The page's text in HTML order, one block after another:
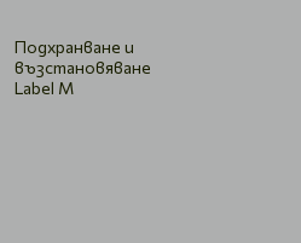
Подхранване и
възстановяване
Label M